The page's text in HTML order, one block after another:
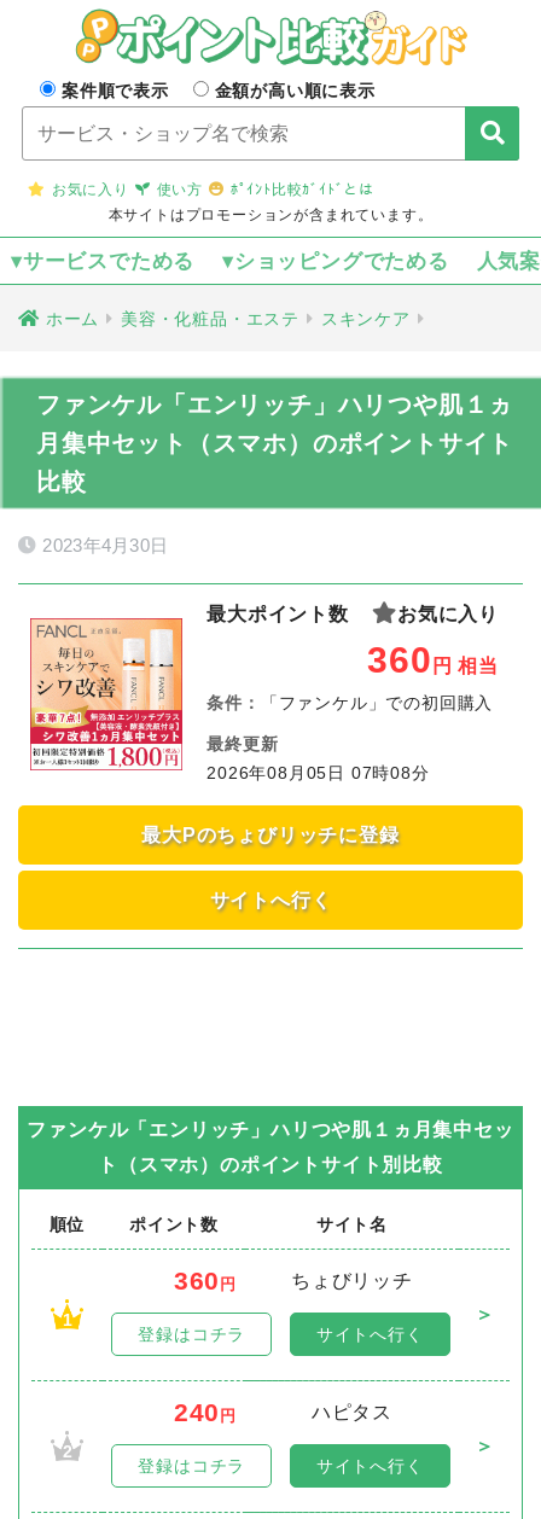
案件順で表示 金額が高い順に表示
お気に入り 使い方
ﾎﾟｲﾝﾄ比較ｶﾞｲﾄﾞとは
本サイトはプロモーションが含まれています。
▾サービスでためる ▾ショッピングでためる 人気
ホーム 美容・化粧品・エステ スキンケア
ファンケル「エンリッチ」ハリつや肌１ヵ
月集中セット（スマホ）のポイントサイト
比較
2023年4月30日
最大ポイント数 お気に入り
360 円 相当
条件： 「ファンケル」での初回購入
最終更新
2026年08月05日 07時08分
最大Pのちょびリッチに登録
サイトへ行く
ファンケル「エンリッチ」ハリつや肌１ヵ月集中セッ
ト（スマホ） のポイントサイト別比較
順位 ポイント数 サイト名
1
360 円
ちょびリッチ
＞
登録はコチラ サイトへ行く
2
240 円
ハピタス
＞
登録はコチラ サイトへ行く